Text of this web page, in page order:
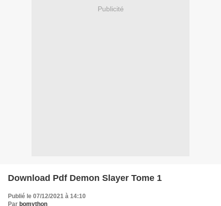
Publicité
Download Pdf Demon Slayer Tome 1
Publié le 07/12/2021 à 14:10
Par bomython